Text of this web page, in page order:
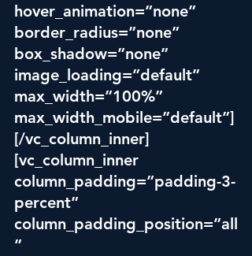
hover_animation=”none”
border_radius=”none”
box_shadow=”none”
image_loading=”default”
max_width=”100%”
max_width_mobile=”default”]
[/vc_column_inner]
[vc_column_inner
column_padding=”padding-3-
percent”
column_padding_position=”all
”